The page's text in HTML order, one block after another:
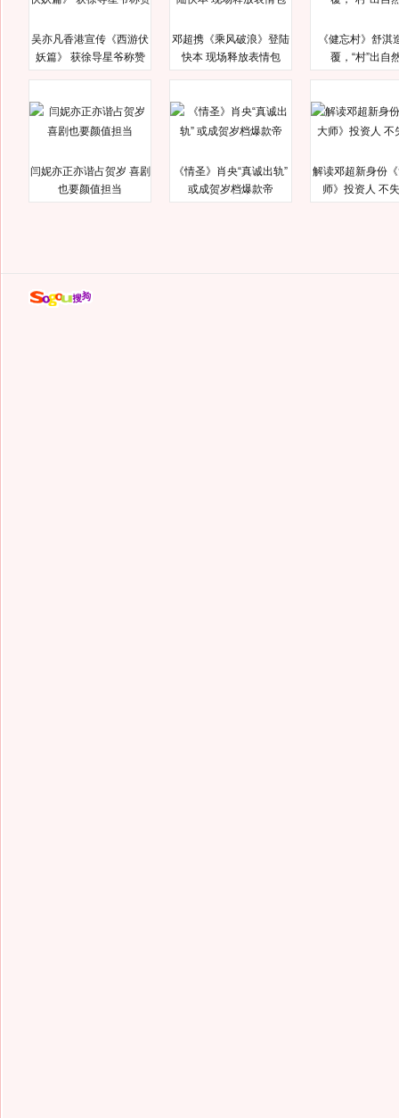
吴亦凡香港宣传《西游伏
妖篇》 获徐导星爷称赞
邓超携《乘风破浪》登陆
快本 现场释放表情包
《健忘村》舒淇
覆，“村”出自
闫妮亦正亦谐占贺岁 喜剧
也要颜值担当
《情圣》肖央“真诚出轨”
或成贺岁档爆款帝
解读邓超新身份
师》投资人 不